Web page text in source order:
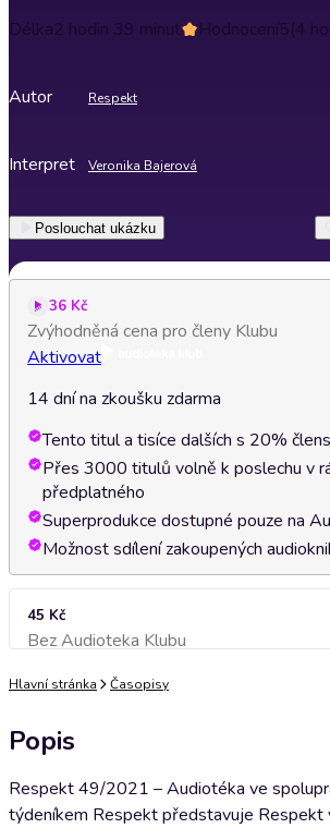
Délka2 hodin 39 minut Hodnocení5(4
Autor Respekt
Interpret Veronika Bajerová
Poslouchat ukázku
36 Kč
Zvýhodněná cena pro členy Klubu
Aktivovat
14 dní na zkoušku zdarma
Tento titul a tisíce dalších s 20%
Přes 3000 titulů volně k poslechu v
předplatného
Superprodukce dostupné pouze na
Možnost sdílení zakoupených
45 Kč
Bez Audioteka KlubuPřidat do košíku
Hlavní stránka Časopisy
Popis
Respekt 49/2021 – Audiotéka ve
týdeníkem Respekt představuje Respekt